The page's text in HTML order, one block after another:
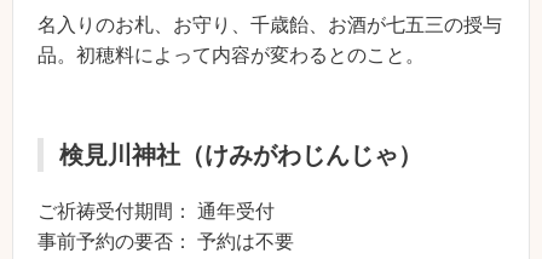
名入りのお札、お守り、千歳飴、お酒が七五三の授与
品。初穂料によって内容が変わるとのこと。
検見川神社（けみがわじんじゃ）
ご祈祷受付期間： 通年受付
事前予約の要否： 予約は不要